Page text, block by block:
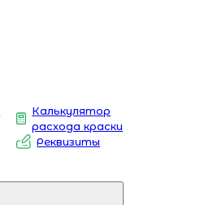
Калькулятор
расхода краски
Реквизиты